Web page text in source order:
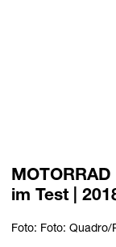
im Test |
Foto: Foto: Quadro/